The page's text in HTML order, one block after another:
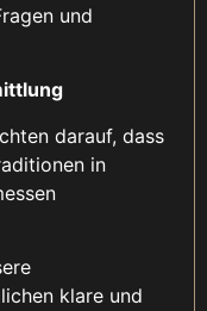
und
darauf, dass
in
klare und